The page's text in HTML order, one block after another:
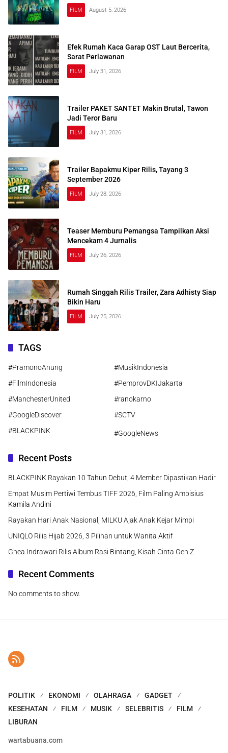
FILM August 5, 2026
Efek Rumah Kaca Garap OST Laut Bercerita,
Sarat Perlawanan
FILM July 31, 2026
Trailer PAKET SANTET Makin Brutal, Tawon
Jadi Teror Baru
FILM July 31, 2026
Trailer Bapakmu Kiper Rilis, Tayang 3
September 2026
FILM July 28, 2026
Teaser Memburu Pemangsa Tampilkan Aksi
Mencekam 4 Jurnalis
FILM July 26, 2026
Rumah Singgah Rilis Trailer, Zara Adhisty Siap
Bikin Haru
FILM July 25, 2026
TAGS
#PramonoAnung
#MusikIndonesia
#FilmIndonesia
#PemprovDKIJakarta
#ManchesterUnited
#ranokarno
#GoogleDiscover
#SCTV
#BLACKPINK
#GoogleNews
Recent Posts
BLACKPINK Rayakan 10 Tahun Debut, 4 Member Dipastikan Hadir
Empat Musim Pertiwi Tembus TIFF 2026, Film Paling Ambisius
Kamila Andini
Rayakan Hari Anak Nasional, MILKU Ajak Anak Kejar Mimpi
UNIQLO Rilis Hijab 2026, 3 Pilihan untuk Wanita Aktif
Ghea Indrawari Rilis Album Rasi Bintang, Kisah Cinta Gen Z
Recent Comments
No comments to show.
POLITIK EKONOMI OLAHRAGA
GADGET
KESEHATAN
FILM MUSIK SELEBRITIS
FILM
LIBURAN
wartabuana.com